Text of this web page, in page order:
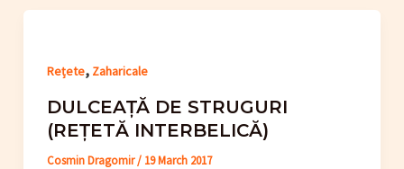
Rețete, Zaharicale
DULCEAȚĂ DE STRUGURI
(REȚETĂ INTERBELICĂ)
Cosmin Dragomir/ 19 March 2017